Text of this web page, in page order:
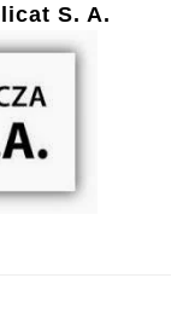
S. A.